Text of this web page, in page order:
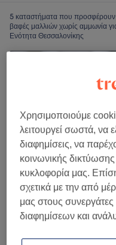
5 καταστήματα που
βαφές μαλλιών χωρίς αμμωνία
Ενότητα Θεσσαλονίκης
Hairstyle_Nansy
4,9
52
Χρησιμοποιούμε
λειτουργεί σωστά, να
διαφημίσεις, να
κοινωνικής
κυκλοφορία μας.
σχετικά με την από
μας στους
διαφημίσεων και